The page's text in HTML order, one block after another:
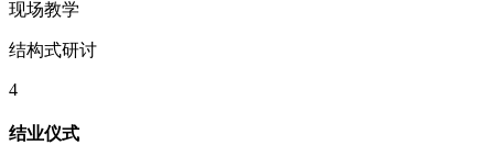
现场教学
结构式研讨
4
结业仪式